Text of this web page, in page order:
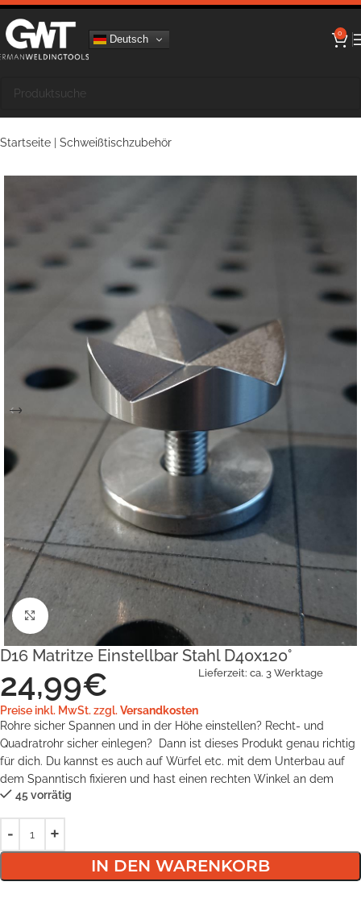
Deutsch 0
Startseite Schweißtischzubehör
Klick zum Vergrößern
D16 Matritze Einstellbar Stahl D40x120°
24,99€
Preise inkl. MwSt. zzgl. Versandkosten
Lieferzeit: ca. 3 Werktage
Rohre sicher Spannen und in der Höhe einstellen? Recht- und
Quadratrohr sicher einlegen? Dann ist dieses Produkt genau richtig
für dich. Du kannst es auch auf Würfel etc. mit dem Unterbau auf
dem Spanntisch fixieren und hast einen rechten Winkel an dem
45 vorrätig
IN DEN WARENKORB